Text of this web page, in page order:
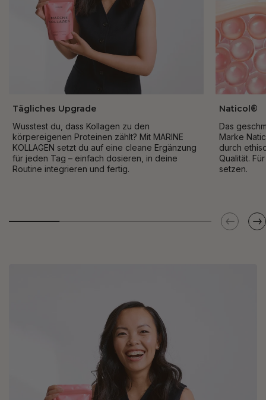
Tägliches Upgrade
Wusstest du, dass Kollagen zu den
körpereigenen Proteinen zählt? Mit MARINE
KOLLAGEN setzt du auf eine cleane Ergänzung
für jeden Tag – einfach dosieren, in deine
Routine integrieren und fertig.
Naticol®
Das
Marke
durch
Qualität.
setzen.